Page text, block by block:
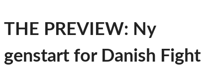
THE PREVIEW: Ny
genstart for Danish Fight